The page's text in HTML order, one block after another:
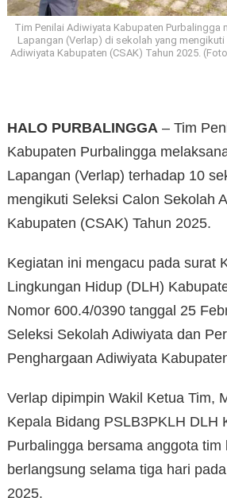
Tim Penilai Adiwiyata Kabupaten Purbalingga
Lapangan (Verlap) di sekolah yang
Adiwiyata Kabupaten (CSAK) Tahun 2025.
HALO PURBALINGGA – Tim
Kabupaten Purbalingga
Lapangan (Verlap) terhadap 10
mengikuti Seleksi Calon Sekolah
Kabupaten (CSAK) Tahun 2025.
Kegiatan ini mengacu pada surat
Lingkungan Hidup (DLH)
Nomor 600.4/0390 tanggal 25
Seleksi Sekolah Adiwiyata dan
Penghargaan Adiwiyata
Verlap dipimpin Wakil Ketua Tim,
Kepala Bidang PSLB3PKLH DLH
Purbalingga bersama anggota tim
berlangsung selama tiga hari
2025.